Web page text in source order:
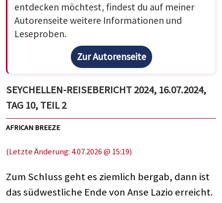
entdecken möchtest, findest du auf meiner
Autorenseite weitere Informationen und
Leseproben.
Zur Autorenseite
SEYCHELLEN-REISEBERICHT 2024, 16.07.2024,
TAG 10, TEIL 2
AFRICAN BREEZE
(Letzte Änderung: 4.07.2026 @ 15:19)
Zum Schluss geht es ziemlich bergab, dann ist
das südwestliche Ende von Anse Lazio erreicht.